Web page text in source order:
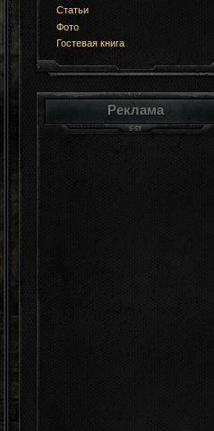
Статьи
Фото
Гостевая книга
Реклама